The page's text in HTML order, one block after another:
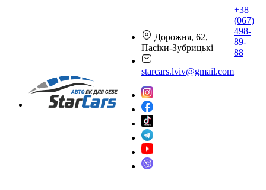
Дорожня, 62,
Пасіки-Зубрицькі
starcars.lviv@gmail.com
+38
(067)
498-
89-
88